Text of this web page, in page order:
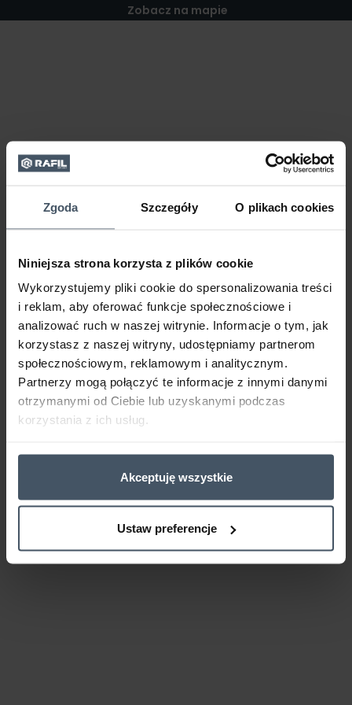
Zgoda Szczegóły O plikach cookies
Niniejsza strona korzysta z plików cookie
Wykorzystujemy pliki cookie do spersonalizowania treści
i reklam, aby oferować funkcje społecznościowe i
analizować ruch w naszej witrynie. Informacje o tym, jak
korzystasz z naszej witryny, udostępniamy partnerom
społecznościowym, reklamowym i analitycznym.
Partnerzy mogą połączyć te informacje z innymi danymi
otrzymanymi od Ciebie lub uzyskanymi podczas
korzystania z ich usług.
Akceptuję wszystkie
Ustaw preferencje
Zobacz na mapie